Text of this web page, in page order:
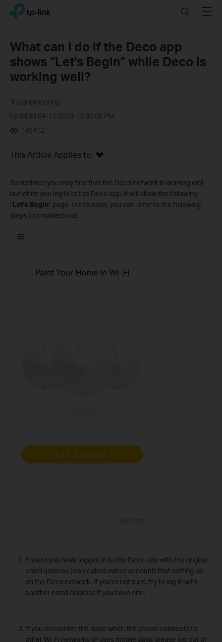
Click
navigation
TP-Link, Reliably Smart SearchMenu
What can I do if the Deco app
shows “Let's Begin” while Deco is
working well?
Troubleshooting
Updated 04-12-2023 13:30:09 PM
145412
This Article Applies to:
Sometimes you may find that the Deco network is working well
but when you log in to the Deco app, it will show the following
“Let’s Begin” page. In this case, you can refer to the following
steps to troubleshoot.
Ensure you have logged in to the Deco app with the original
email address (also called owner account) that setting up
on the Deco network. If you’re not sure, try to log in with
another email address if you have one.
If you encounter the issue when the phone connects to
other Wi-Fi networks or uses mobile data, please log out of